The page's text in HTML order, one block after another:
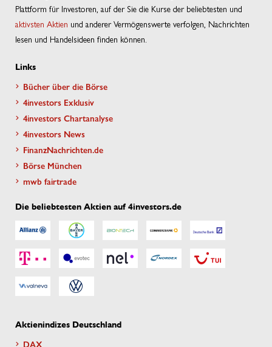
Plattform für Investoren, auf der Sie die Kurse der beliebtesten und
aktivsten Aktien und anderer Vermögenswerte verfolgen, Nachrichten
lesen und Handelsideen finden können.
Links
Bücher über die Börse
4investors Exklusiv
4investors Chartanalyse
4investors News
FinanzNachrichten.de
Börse München
mwb fairtrade
Die beliebtesten Aktien auf 4investors.de
Aktienindizes Deutschland
DAX